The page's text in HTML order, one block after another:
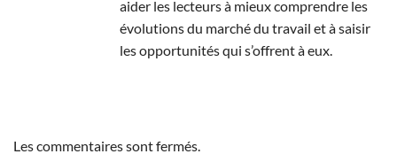
aider les lecteurs à mieux comprendre les
évolutions du marché du travail et à saisir
les opportunités qui s’offrent à eux.
Les commentaires sont fermés.